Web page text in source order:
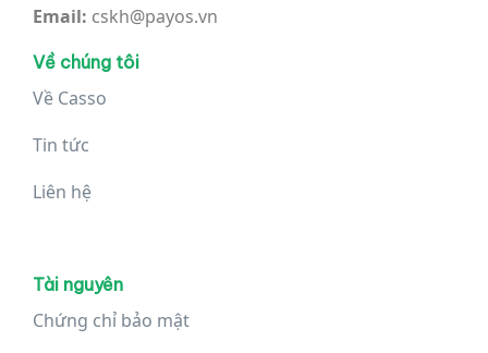
Email: cskh@payos.vn
Về chúng tôi
Về Casso
Tin tức
Liên hệ
Tài nguyên
Chứng chỉ bảo mật